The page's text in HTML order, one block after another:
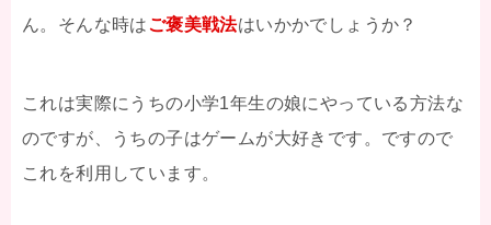
ん。そんな時はご褒美戦法はいかかでしょうか？
これは実際にうちの小学1年生の娘にやっている方法な
のですが、うちの子はゲームが大好きです。ですので
これを利用しています。